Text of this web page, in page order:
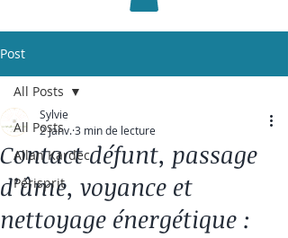
Post
All Posts
Allan Kardec
Périsprit
All Posts
Contact défunt, passage
d’âme, voyance et
nettoyage énergétique :
Sylvie
2 janv.3 min de lecture